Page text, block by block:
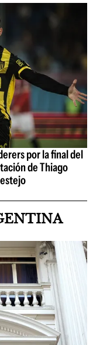
por la final del
de Thiago